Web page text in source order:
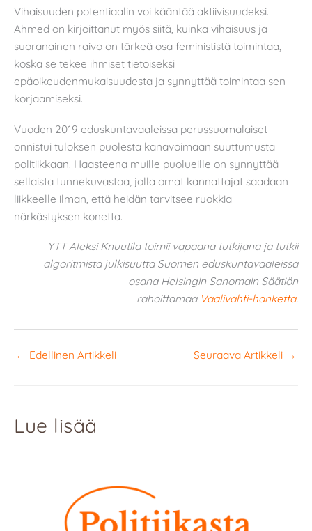
Vihaisuuden potentiaalin voi kääntää aktiivisuudeksi.
Ahmed on kirjoittanut myös siitä, kuinka vihaisuus ja
suoranainen raivo on tärkeä osa feminististä toimintaa,
koska se tekee ihmiset tietoiseksi
epäoikeudenmukaisuudesta ja synnyttää toimintaa sen
korjaamiseksi.
Vuoden 2019 eduskuntavaaleissa perussuomalaiset
onnistui tuloksen puolesta kanavoimaan suuttumusta
politiikkaan. Haasteena muille puolueille on synnyttää
sellaista tunnekuvastoa, jolla omat kannattajat saadaan
liikkeelle ilman, että heidän tarvitsee ruokkia
närkästyksen konetta.
YTT Aleksi Knuutila toimii vapaana tutkijana ja tutkii
algoritmista julkisuutta Suomen eduskuntavaaleissa
osana Helsingin Sanomain Säätiön
rahoittamaa Vaalivahti-hanketta.
← Edellinen Artikkeli Seuraava Artikkeli →
Lue lisää